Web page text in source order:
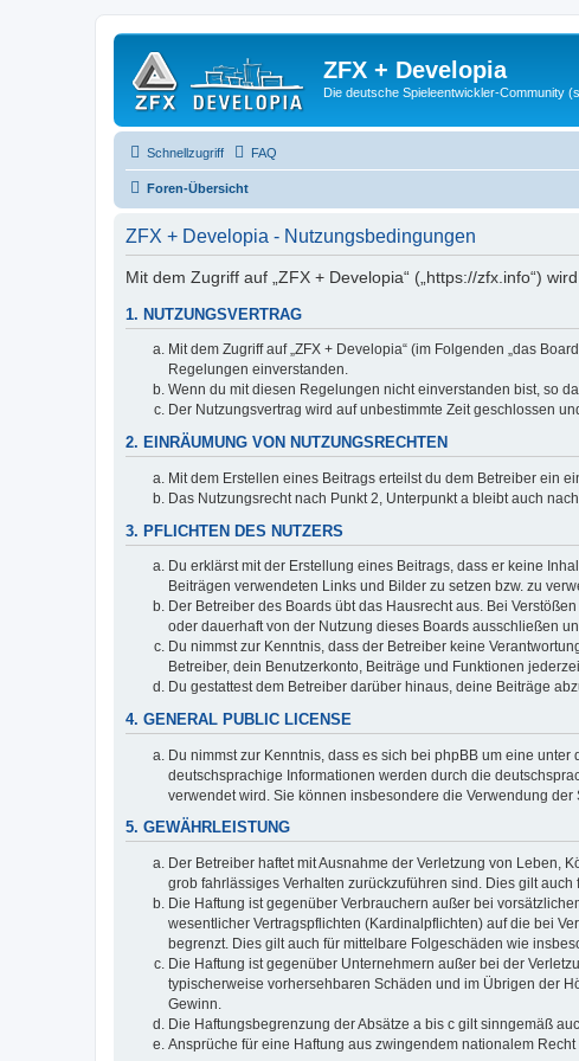
ZFX + Developia
Die deutsche Spieleentwickler-Community
Schnellzugriff FAQ
Foren-Übersicht
ZFX + Developia - Nutzungsbedingungen
Mit dem Zugriff auf „ZFX + Developia“ („https://zfx.info“)
1. NUTZUNGSVERTRAG
Mit dem Zugriff auf „ZFX + Developia“ (im Folgenden „das
Regelungen einverstanden.
Wenn du mit diesen Regelungen nicht einverstanden bist, so
Der Nutzungsvertrag wird auf unbestimmte Zeit geschlossen
2. EINRÄUMUNG VON NUTZUNGSRECHTEN
Mit dem Erstellen eines Beitrags erteilst du dem Betreiber ein
Das Nutzungsrecht nach Punkt 2, Unterpunkt a bleibt auch
3. PFLICHTEN DES NUTZERS
Du erklärst mit der Erstellung eines Beitrags, dass er keine
Beiträgen verwendeten Links und Bilder zu setzen bzw. zu
Der Betreiber des Boards übt das Hausrecht aus. Bei
oder dauerhaft von der Nutzung dieses Boards ausschließen
Du nimmst zur Kenntnis, dass der Betreiber keine
Betreiber, dein Benutzerkonto, Beiträge und Funktionen
Du gestattest dem Betreiber darüber hinaus, deine Beiträge
4. GENERAL PUBLIC LICENSE
Du nimmst zur Kenntnis, dass es sich bei phpBB um eine unter
deutschsprachige Informationen werden durch die
verwendet wird. Sie können insbesondere die Verwendung
5. GEWÄHRLEISTUNG
Der Betreiber haftet mit Ausnahme der Verletzung von Leben,
grob fahrlässiges Verhalten zurückzuführen sind. Dies gilt
Die Haftung ist gegenüber Verbrauchern außer bei
wesentlicher Vertragspflichten (Kardinalpflichten) auf die bei
begrenzt. Dies gilt auch für mittelbare Folgeschäden wie
Die Haftung ist gegenüber Unternehmern außer bei der
typischerweise vorhersehbaren Schäden und im Übrigen der
Gewinn.
Die Haftungsbegrenzung der Absätze a bis c gilt sinngemäß
Ansprüche für eine Haftung aus zwingendem nationalem